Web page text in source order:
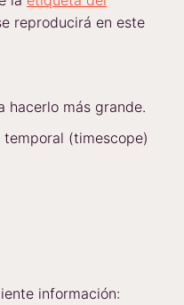
reproducirá en este
hacerlo más grande.
(timescope)
información: